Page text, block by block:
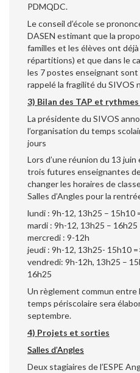
PDMQDC.
Le conseil d’école se
DASEN estimant que la
familles et les élèves ont
répartitions) et que dans le
les 7 postes enseignant
rappelé la fragilité du SIVOS
3) Bilan des TAP et
La présidente du SIVOS
l’organisation du temps
jours
Lors d’une réunion du 13
trois futures enseignantes
changer les horaires de
Salles d’Angles pour la
lundi : 9h-12, 13h25 – 15h10
mardi : 9h-12, 13h25 – 16h25
mercredi : 9-12h
jeudi : 9h-12, 13h25- 15h10
vendredi: 9h-12h, 13h25 –
16h25
Un règlement commun entre
temps périscolaire sera
septembre.
4) Projets et sorties
Salles d’Angles
Deux stagiaires de l’ESPE